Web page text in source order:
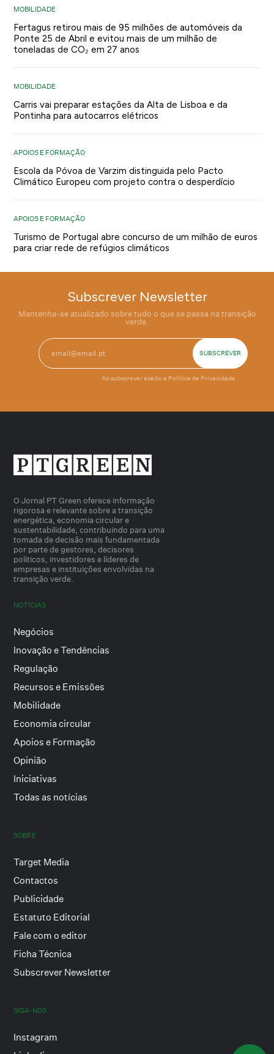
MOBILIDADE
Fertagus retirou mais de 95 milhões de automóveis da
Ponte 25 de Abril e evitou mais de um milhão de
toneladas de CO₂ em 27 anos
MOBILIDADE
Carris vai preparar estações da Alta de Lisboa e da
Pontinha para autocarros elétricos
APOIOS E FORMAÇÃO
Escola da Póvoa de Varzim distinguida pelo Pacto
Climático Europeu com projeto contra o desperdício
APOIOS E FORMAÇÃO
Turismo de Portugal abre concurso de um milhão de euros
para criar rede de refúgios climáticos
Subscrever Newsletter
Mantenha-se atualizado sobre tudo o que se passa na transição
verde.
Ao subscrever aceito a Política de Privacidade
O Jornal PT Green oferece informação
rigorosa e relevante sobre a transição
energética, economia circular e
sustentabilidade, contribuindo para uma
tomada de decisão mais fundamentada
por parte de gestores, decisores
políticos, investidores e líderes de
empresas e instituições envolvidas na
transição verde.
NOTÍCIAS
Negócios
Inovação e Tendências
Regulação
Recursos e Emissões
Mobilidade
Economia circular
Apoios e Formação
Opinião
Iniciativas
Todas as notícias
SOBRE
Target Media
Contactos
Publicidade
Estatuto Editorial
Fale com o editor
Ficha Técnica
Subscrever Newsletter
SIGA-NOS
Instagram